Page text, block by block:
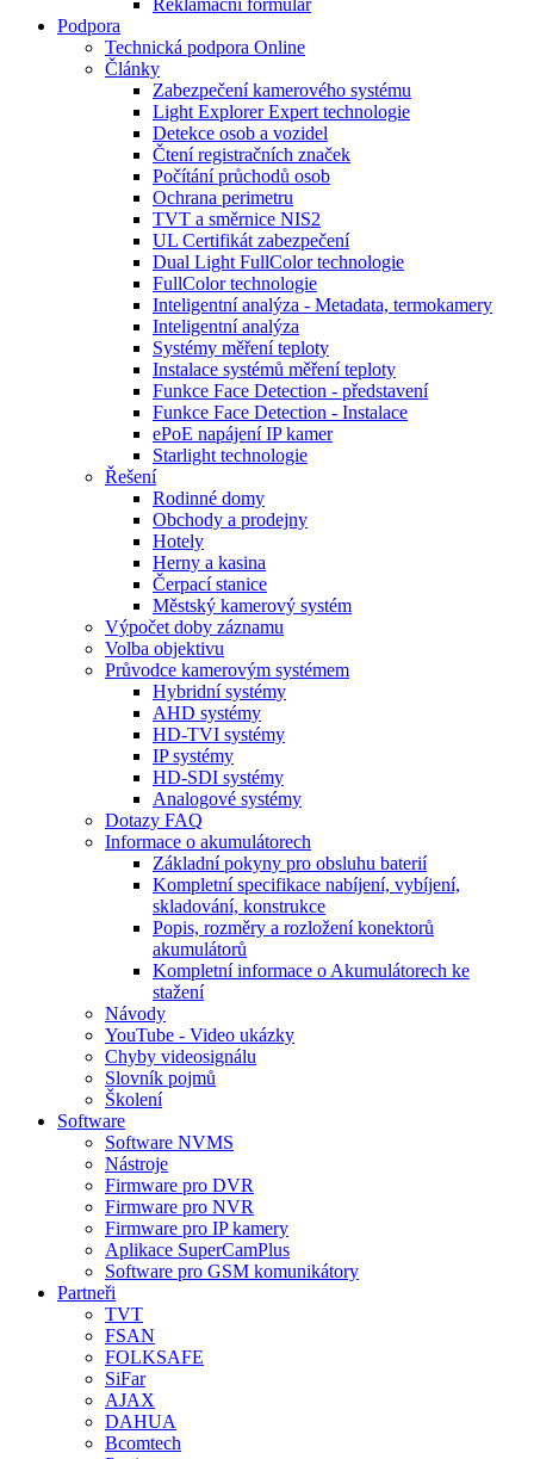
Reklamační formulář
Podpora
Technická podpora Online
Články
Zabezpečení kamerového systému
Light Explorer Expert technologie
Detekce osob a vozidel
Čtení registračních značek
Počítání průchodů osob
Ochrana perimetru
TVT a směrnice NIS2
UL Certifikát zabezpečení
Dual Light FullColor technologie
FullColor technologie
Inteligentní analýza - Metadata, termokamery
Inteligentní analýza
Systémy měření teploty
Instalace systémů měření teploty
Funkce Face Detection - představení
Funkce Face Detection - Instalace
ePoE napájení IP kamer
Starlight technologie
Řešení
Rodinné domy
Obchody a prodejny
Hotely
Herny a kasina
Čerpací stanice
Městský kamerový systém
Výpočet doby záznamu
Volba objektivu
Průvodce kamerovým systémem
Hybridní systémy
AHD systémy
HD-TVI systémy
IP systémy
HD-SDI systémy
Analogové systémy
Dotazy FAQ
Informace o akumulátorech
Základní pokyny pro obsluhu baterií
Kompletní specifikace nabíjení, vybíjení,
skladování, konstrukce
Popis, rozměry a rozložení konektorů
akumulátorů
Kompletní informace o Akumulátorech ke
stažení
Návody
YouTube - Video ukázky
Chyby videosignálu
Slovník pojmů
Školení
Software
Software NVMS
Nástroje
Firmware pro DVR
Firmware pro NVR
Firmware pro IP kamery
Aplikace SuperCamPlus
Software pro GSM komunikátory
Partneři
TVT
FSAN
FOLKSAFE
SiFar
AJAX
DAHUA
Bcomtech